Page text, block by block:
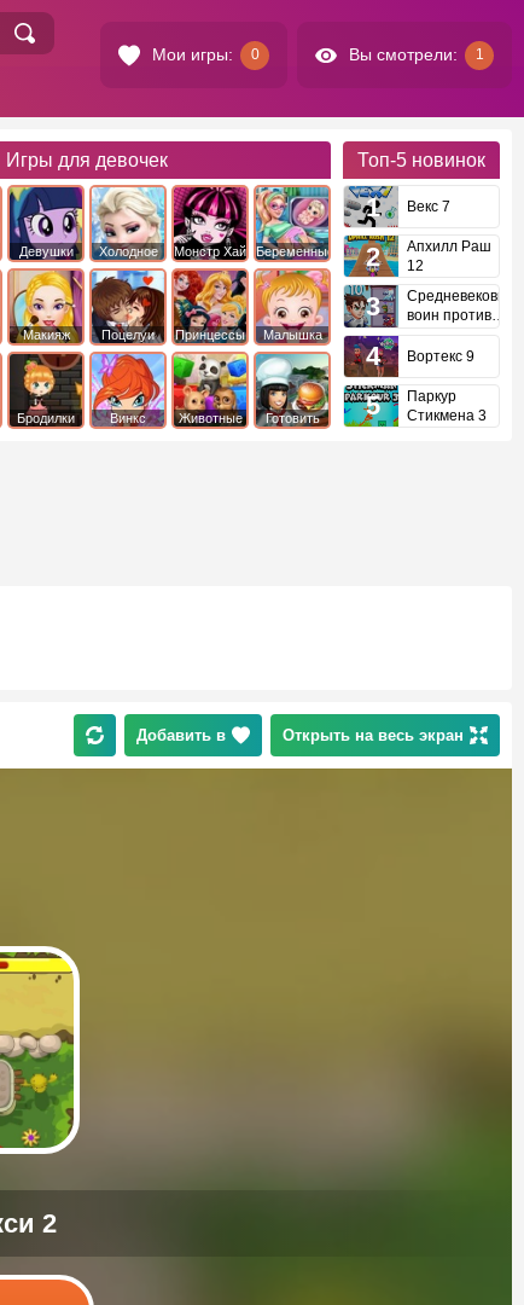
Мои игры: 0 Вы смотрели: 1
Игры для девочек
Девушки
Эквестрии
Холодное
Сердце
Монстр Хай Беременные
Макияж Поцелуи
Принцессы
Диснея
Малышка
Хейзел
Бродилки Винкс Животные
Готовить
Топ-5 новинок
Векс 7
Апхилл Раш
12
Средневековый
воин против
Вортекс 9
Паркур
Стикмена 3
Добавить в Открыть на весь экран